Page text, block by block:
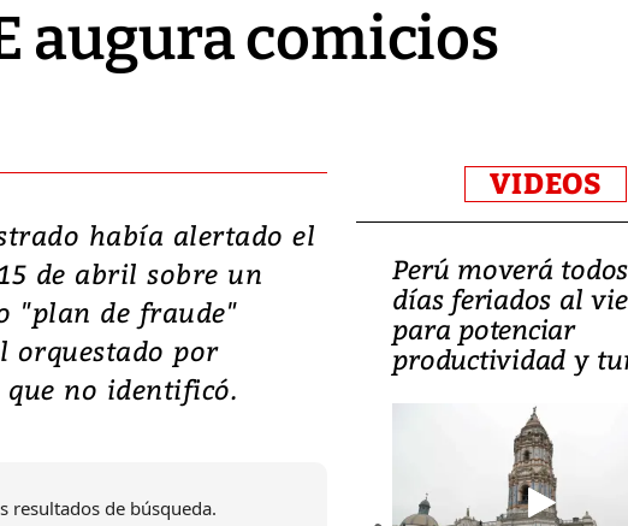
augura comicios
había alertado el
de abril sobre un
"plan de fraude"
orquestado por
que no identificó.
resultados de búsqueda.
VIDEOS
Video: Lula lanza su
candidatura con
promesas de inversión
en defensa, educación y
tierras raras
Perú moverá
días feriados al
para potenciar
productividad y